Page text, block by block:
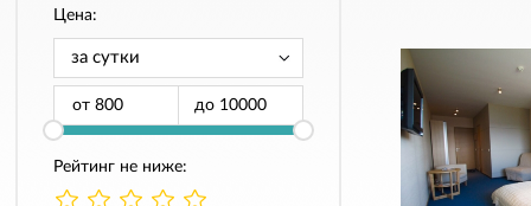
Цена:
от до
Рейтинг не ниже: